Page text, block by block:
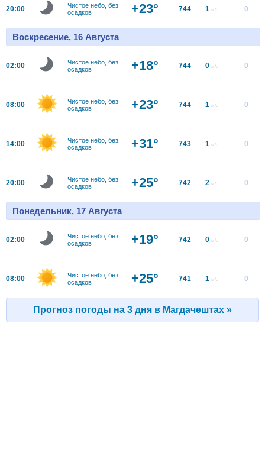
20:00
Чистое небо, без
осадков
+23° 744 1 м/с 0
Воскресение, 16 Августа
02:00
Чистое небо, без
осадков
+18° 744 0 м/с 0
08:00
Чистое небо, без
осадков
+23° 744 1 м/с 0
14:00
Чистое небо, без
осадков
+31° 743 1 м/с 0
20:00
Чистое небо, без
осадков
+25° 742 2 м/с 0
Понедельник, 17 Августа
02:00
Чистое небо, без
осадков
+19° 742 0 м/с 0
08:00
Чистое небо, без
осадков
+25° 741 1 м/с 0
Прогноз погоды на 3 дня в Магдачештах »